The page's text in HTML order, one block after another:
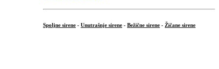
Spoljne sirene - Unutrašnje sirene - Bežične sirene - Žičane sirene